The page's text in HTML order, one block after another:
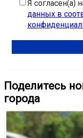
Я согласен(а)
данных в
Поделитесь
города